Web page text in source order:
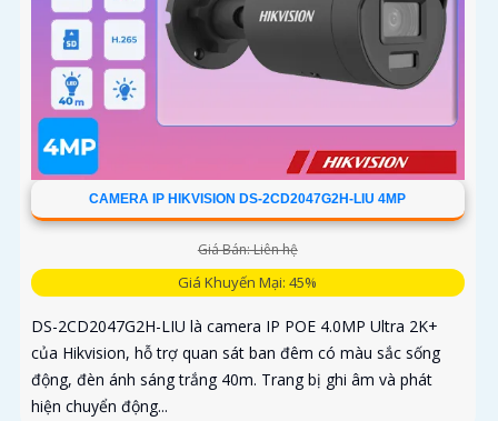
CAMERA IP HIKVISION DS-2CD2047G2H-LIU 4MP
Giá Bán: Liên hệ
Giá Khuyến Mại: 45%
DS-2CD2047G2H-LIU là camera IP POE 4.0MP Ultra 2K+
của Hikvision, hỗ trợ quan sát ban đêm có màu sắc sống
động, đèn ánh sáng trắng 40m. Trang bị ghi âm và phát
hiện chuyển động...